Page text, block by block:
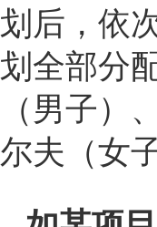
划后，依
划全部分
（男子）
尔夫（女